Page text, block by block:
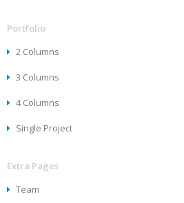
Portfolio
2 Columns
3 Columns
4 Columns
Single Project
Extra Pages
Team